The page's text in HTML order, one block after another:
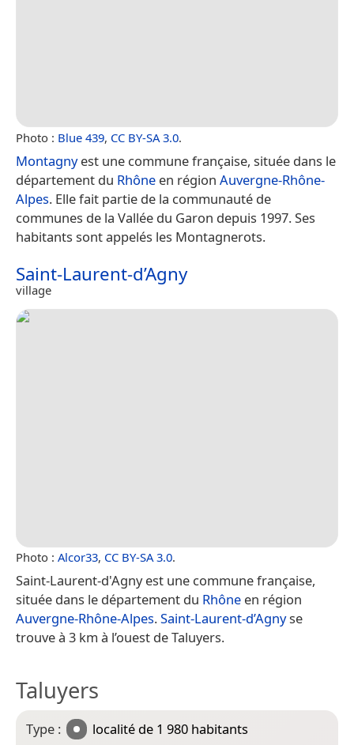
Photo : Blue 439, CC BY-SA 3.0.
Montagnyest une commune française, située dans le
département du Rhône en région Auvergne-Rhône-
Alpes. Elle fait partie de la communauté de
communes de la Vallée du Garon depuis 1997. Ses
habitants sont appelés les Montagnerots.
Saint-Laurent-d’Agny
village
Photo : Alcor33, CC BY-SA 3.0.
Saint-Laurent-d'Agny est une commune française,
située dans le département du Rhône en région
Auvergne-Rhône-Alpes.Saint-Laurent-d’Agnyse
trouve à 3 km à l’ouest de Taluyers.
Taluyers
Type : localité de 1 980 habitants